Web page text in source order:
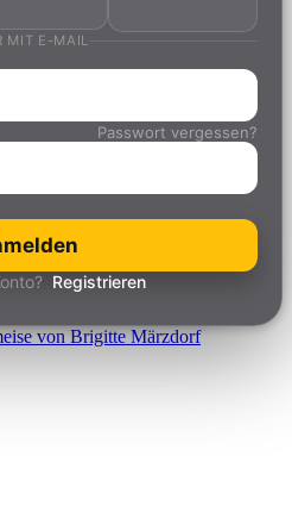
MIT E-MAIL
Passwort vergessen?
Registrieren
von Brigitte Märzdorf